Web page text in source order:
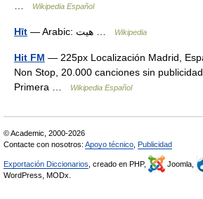
Wikipedia Español
Hīt Wikipedia
Hit FM — 225px Localización Madrid,
Non Stop, 20.000 canciones sin
Primera …
Wikipedia Español
© Academic, 2000-2026
Contacte con nosotros: Apoyo técnico Publicidad
Exportación Diccionarios , creado en PHP, Joomla,
WordPress, MODx.